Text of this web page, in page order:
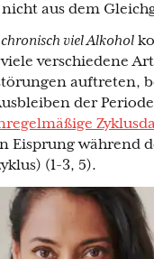
aus dem
chronisch viel Alkohol
verschiedene
auftreten,
der
Eisprung während
(1-3, 5).